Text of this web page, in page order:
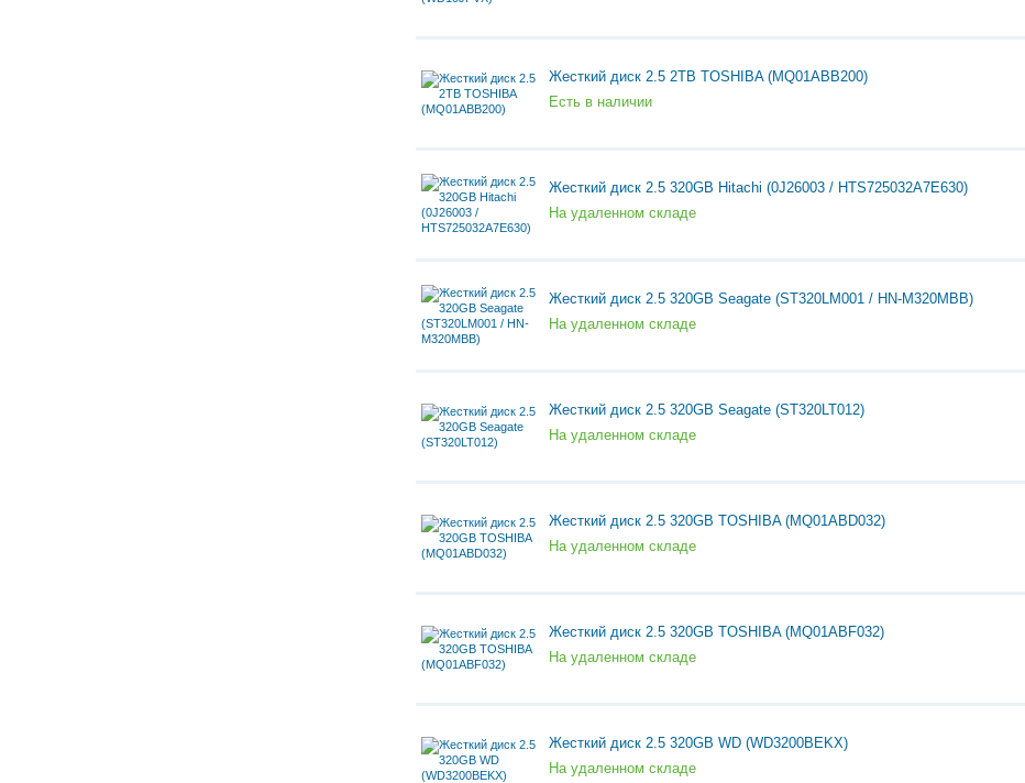
Жесткий диск 2.5 2TB TOSHIBA (MQ01ABB200)
Есть в наличии
Жесткий диск 2.5 320GB Hitachi (0J26003 / HTS725032A7E630)
На удаленном складе
Жесткий диск 2.5 320GB Seagate (ST320LM001 / HN-M320MBB)
На удаленном складе
Жесткий диск 2.5 320GB Seagate (ST320LT012)
На удаленном складе
Жесткий диск 2.5 320GB TOSHIBA (MQ01ABD032)
На удаленном складе
Жесткий диск 2.5 320GB TOSHIBA (MQ01ABF032)
На удаленном складе
Жесткий диск 2.5 320GB WD (WD3200BEKX)
На удаленном складе